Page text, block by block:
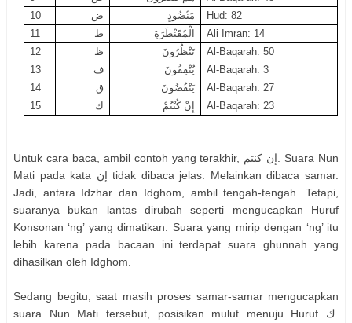
10
ض مَنْضُودٍ
Hud: 82
11
ط الْمُقَنْطَرَةِ
Ali Imran: 14
12
ظ تَنْظُرُونَ
Al-Baqarah: 50
13
ف يُنْفِقُونَ
Al-Baqarah: 3
14
ق يَنْقُضُونَ
Al-Baqarah: 27
15
ك إِنْ كُنْتُمْ Al-Baqarah: 23
Untuk cara baca, ambil contoh yang terakhir, إن كنتم. Suara Nun
Mati pada kata إن tidak dibaca jelas. Melainkan dibaca samar.
Jadi, antara Idzhar dan Idghom, ambil tengah-tengah. Tetapi,
suaranya bukan lantas dirubah seperti mengucapkan Huruf
Konsonan ‘ng’ yang dimatikan. Suara yang mirip dengan ‘ng’ itu
lebih karena pada bacaan ini terdapat suara ghunnah yang
dihasilkan oleh Idghom.
Sedang begitu, saat masih proses samar-samar mengucapkan
suara Nun Mati tersebut, posisikan mulut menuju Huruf ك.